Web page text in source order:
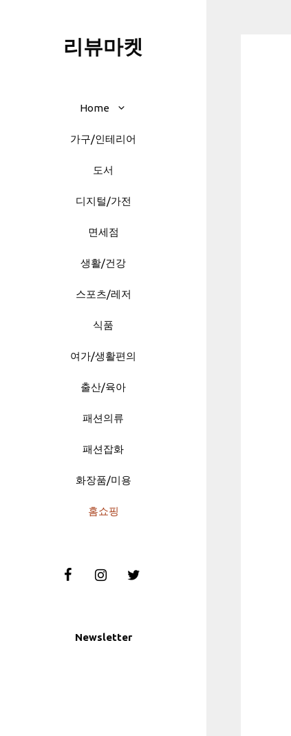
리뷰마켓
Home
가구/인테리어
도서
디지털/가전
면세점
생활/건강
스포츠/레저
식품
여가/생활편의
출산/육아
패션의류
패션잡화
화장품/미용
홈쇼핑
Newsletter